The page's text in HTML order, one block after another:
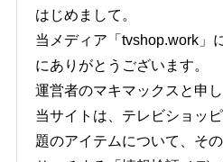
はじめまして。
当メディア「tvshop.work」
にありがとうございます。
運営者のマキマックスと申し
当サイトは、テレビショッ
題のアイテムについて、そ